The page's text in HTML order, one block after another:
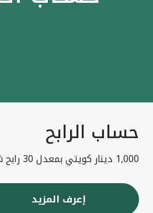
حساب الرابح
1,000 دينار كويتي بمعدل 30 رابح شهريا
إعرف المزيد